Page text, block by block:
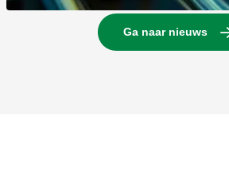
Ga naar nieuws